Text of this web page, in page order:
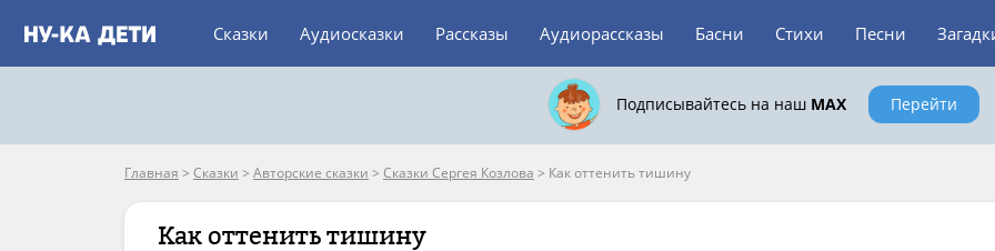
Сказки Аудиосказки Рассказы Аудиорассказы Басни Стихи Песни
Подписывайтесь на наш MAX Перейти
Главная > Сказки > Авторские сказки > Сказки Сергея Козлова > Как оттенить тишину
Как оттенить тишину